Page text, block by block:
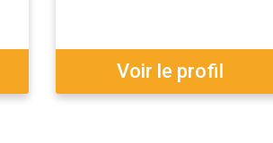
Voir le profil